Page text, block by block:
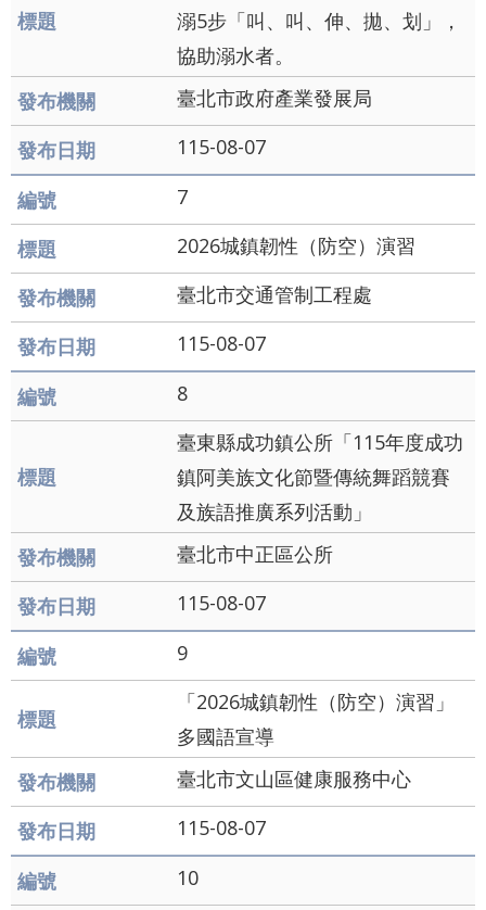
安
全
政
策
聯
絡
我
們
雙
語
彙
溺5步「叫、叫、伸、拋、划」，
協助溺水者。
臺北市政府產業發展局
115-08-07
7
2026城鎮韌性（防空）演習
臺北市交通管制工程處
115-08-07
8
臺東縣成功鎮公所「115年度成功
鎮阿美族文化節暨傳統舞蹈競賽
及族語推廣系列活動」
臺北市中正區公所
115-08-07
9
「2026城鎮韌性（防空）演習」
多國語宣導
臺北市文山區健康服務中心
115-08-07
10